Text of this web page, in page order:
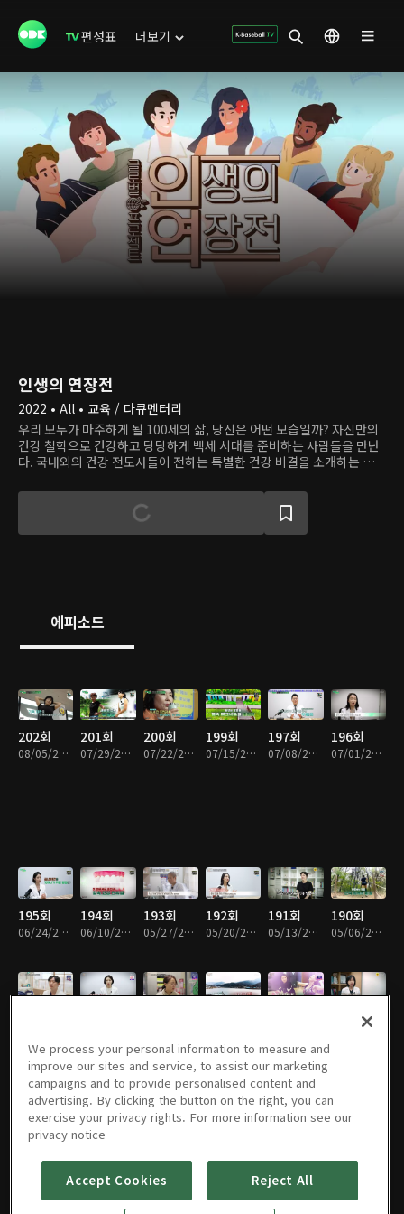
편성표 더보기
인생의 연장전
2022 • All • 교육 / 다큐멘터리
우리 모두가 마주하게 될 100세의 삶, 당신은 어떤 모습일까? 자신만의
건강 철학으로 건강하고 당당하게 백세 시대를 준비하는 사람들을 만난
다. 국내외의 건강 전도사들이 전하는 특별한 건강 비결을 소개하는 글로
에피소드
202회
08/05/2026 • 45분
201회
07/29/2026 • 45분
200회
07/22/2026 • 45분
199회
07/15/2026 • 45분
197회
07/08/2026 • 45분
196회
07/01/2026 • 45분
195회
06/24/2026 • 45분
194회
06/10/2026 • 45분
193회
05/27/2026 • 45분
192회
05/20/2026 • 45분
191회
05/13/2026 • 45분
190회
05/06/2026 • 45분
184회
183회
03/18/2026 • 45분
182회 181회 180회 179회 178회
We process your personal information to measure and
improve our sites and service, to assist our marketing
campaigns and to provide personalised content and
advertising. By clicking the button on the right, you can
exercise your privacy rights. For more information see our
privacy notice
Accept Cookies Reject All